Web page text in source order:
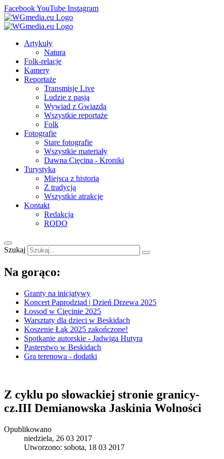
FacebookYouTube Instagram
Artykuły
Natura
Folk-relacje
Kamery
Reportaże
Transmisje Live
Ludzie z pasją
Wywiad z Gwiazdą
Wszystkie reportaże
Folk
Fotografie
Stare fotografie
Wszystkie materiały
Dawna Cięcina - Kroniki
Turystyka
Miejsca z historią
Z tradycją
Wszystkie atrakcje
Kontakt
Redakcja
RODO
Szukaj
Na gorąco:
Granty na inicjatywy
Koncert Paprodziad | Dzień Drzewa 2025
Łossod w Cięcinie 2025
Warsztaty dla dzieci w Beskidach
Koszenie Łąk 2025 zakończone!
Spotkanie autorskie - Jadwiga Hutyra
Pasterstwo w Beskidach
Gra terenowa - dodatki
Z cyklu po słowackiej stronie granicy-
cz.III Demianowska Jaskinia Wolności
Opublikowano
niedziela, 26 03 2017
Utworzono: sobota, 18 03 2017